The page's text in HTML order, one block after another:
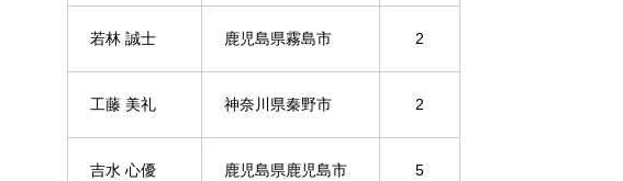
若林 誠士 鹿児島県霧島市 2
工藤 美礼 神奈川県秦野市 2
吉水 心優 鹿児島県鹿児島市 5